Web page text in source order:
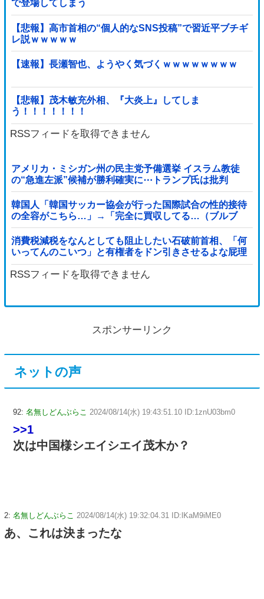
で登場してしまう
【悲報】高市首相の“個人的なSNS投稿”で習近平ブチギ
レ説ｗｗｗｗｗ
【速報】長瀬智也、ようやく気づくｗｗｗｗｗｗｗｗ
【悲報】茂木敏充外相、『大炎上』してしま
う！！！！！！！
RSSフィードを取得できません
アメリカ・ミシガン州の民主党予備選挙 イスラム教徒
の“急進左派”候補が勝利確実に⋯トランプ氏は批判
韓国人「韓国サッカー協会が行った国際試合の性的接待
の全容がこちら…」→「完全に買収してる…（ブルブ
ル」＝韓国の反応
消費税減税をなんとしても阻止したい石破前首相、「何
いってんのこいつ」と有権者をドン引きさせるよな屁理
屈を……他
RSSフィードを取得できません
スポンサーリンク
ネットの声
92: 名無しどんぶらこ 2024/08/14(水) 19:43:51.10 ID:1znU03bm0
>>1
次は中国様シエイシエイ茂木か？
2: 名無しどんぶらこ 2024/08/14(水) 19:32:04.31 ID:lKaM9iME0
あ、これは決まったな